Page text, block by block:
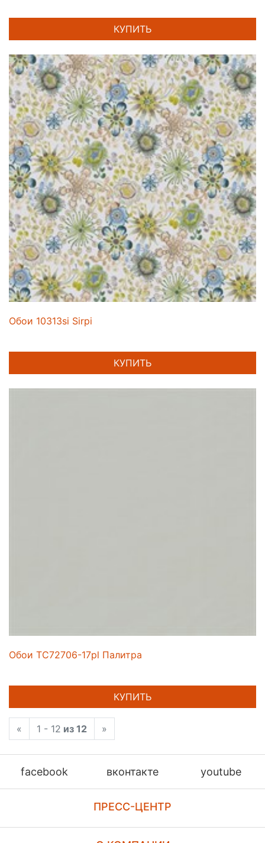
КУПИТЬ
Обои 10313si Sirpi
КУПИТЬ
Обои TC72706-17pl Палитра
КУПИТЬ
« 1 - 12 из 12 »
facebook вконтакте youtube
ПРЕСС-ЦЕНТР